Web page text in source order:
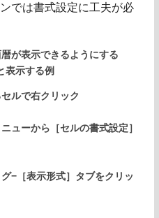
では書式設定に工夫が必
が表示できるようにする
表示する例
ルで右クリック
ューから［セルの書式設定］
−［表示形式］タブをクリッ